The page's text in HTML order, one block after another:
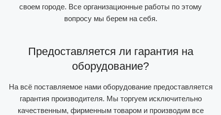
своем городе. Все организационные работы по этому
вопросу мы берем на себя.
Предоставляется ли гарантия на
оборудование?
На всё поставляемое нами оборудование предоставляется
гарантия производителя. Мы торгуем исключительно
качественным, фирменным товаром и производим все